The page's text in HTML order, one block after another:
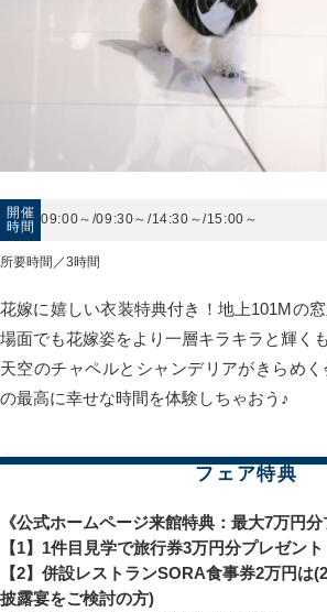
開催
時間 09:00～/09:30～/14:30～/15:00～
所要時間／3時間
花嫁に嬉しい衣装特典付き！地上101Mの
場面でも花嫁姿をより一層キラキラと輝く
天空のチャペルとシャンデリアがきらめ
の最高に幸せな時間を体験しちゃおう♪
フェア特典
《公式ホームページ来館特典：最大7万円分
【1】1件目見学で旅行券3万円分プレゼン
【2】併設レストランSORA食事券2万円は
披露宴をご検討の方)